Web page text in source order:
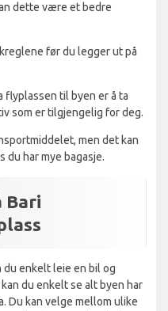
dette være et bedre
før du legger ut på
flyplassen til byen er å ta
som er tilgjengelig for deg.
men det kan
har mye bagasje.
Bari
du enkelt leie en bil og
du enkelt se alt byen har
Du kan velge mellom ulike